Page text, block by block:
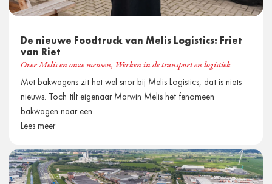
De nieuwe Foodtruck van Melis Logistics: Friet
van Riet
Over Melis en onze mensen, Werken in de transport en logistiek
Met bakwagens zit het wel snor bij Melis Logistics, dat is niets
nieuws. Toch tilt eigenaar Marwin Melis het fenomeen
bakwagen naar een...
Lees meer